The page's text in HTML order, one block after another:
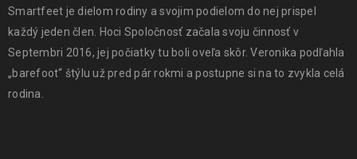
Smartfeet je dielom rodiny a svojim podielom do nej prispel
každý jeden člen. Hoci Spoločnosť začala svoju činnosť v
Septembri 2016, jej počiatky tu boli oveľa skôr. Veronika podľahla
„barefoot“ štýlu už pred pár rokmi a postupne si na to zvykla celá
rodina.